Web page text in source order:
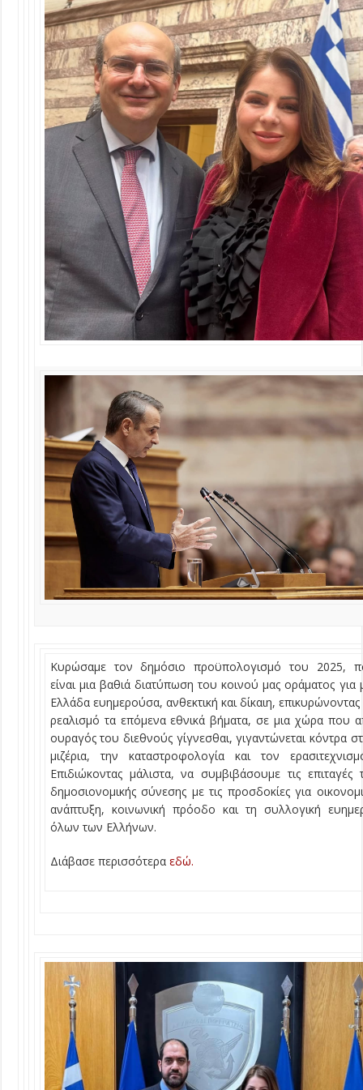
Kυρώσαμε τον δημόσιο προϋπολογισμό του 2025,
είναι μια βαθιά διατύπωση του κοινού μας οράματος για
Ελλάδα ευημερούσα, ανθεκτική και δίκαιη, επικυρώνοντας
ρεαλισμό τα επόμενα εθνικά βήματα, σε μια χώρα που
ουραγός του διεθνούς γίγνεσθαι, γιγαντώνεται κόντρα
μιζέρια, την καταστροφολογία και τον
Επιδιώκοντας μάλιστα, να συμβιβάσουμε τις επιταγές
δημοσιονομικής σύνεσης με τις προσδοκίες για
ανάπτυξη, κοινωνική πρόοδο και τη συλλογική
όλων των Ελλήνων.
Διάβασε περισσότερα εδώ.